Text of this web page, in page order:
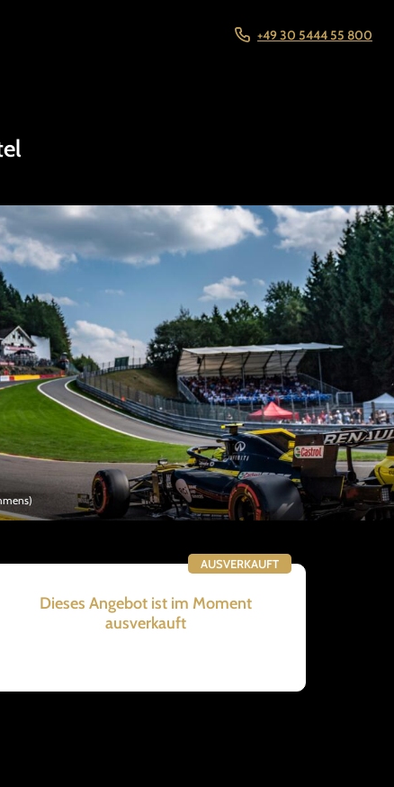
+49 30 5444 55 800
AUSVERKAUFT
Dieses Angebot ist im Moment
ausverkauft